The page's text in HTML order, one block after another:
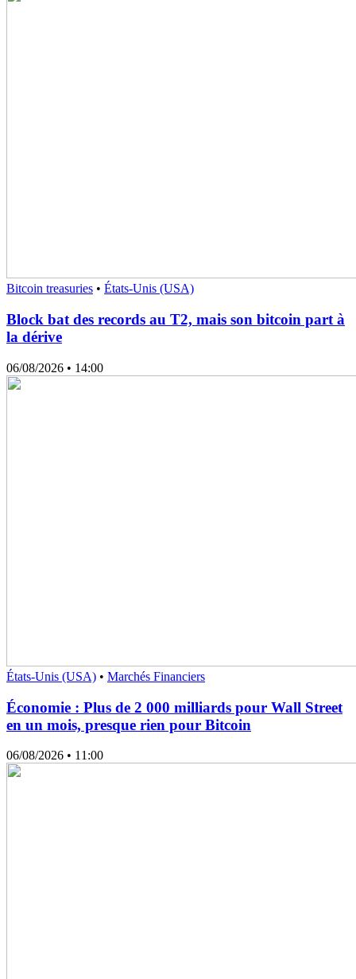
Bitcoin treasuries • États-Unis (USA)
Block bat des records au T2, mais son bitcoin part à
la dérive
06/08/2026 • 14:00
États-Unis (USA) • Marchés Financiers
Économie : Plus de 2 000 milliards pour Wall Street
en un mois, presque rien pour Bitcoin
06/08/2026 • 11:00